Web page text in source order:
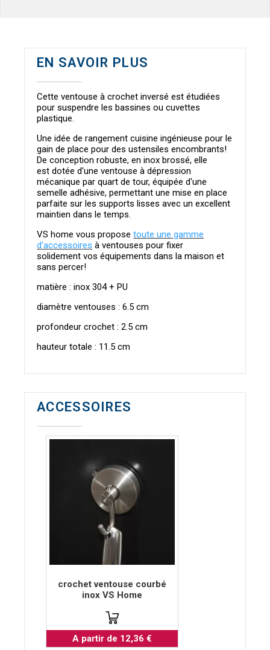
EN SAVOIR PLUS
Cette ventouse à crochet inversé est étudiées
pour suspendre les bassines ou cuvettes
plastique.
Une idée de rangement cuisine ingénieuse pour le
gain de place pour des ustensiles encombrants!
De conception robuste, en inox brossé, elle
est dotée d'une ventouse à dépression
mécanique par quart de tour, équipée d'une
semelle adhésive, permettant une mise en place
parfaite sur les supports lisses avec un excellent
maintien dans le temps.
VS home vous proposetoute une gamme
d'accessoires à ventouses pour fixer
solidement vos équipements dans la maison et
sans percer!
matière : inox 304 + PU
diamètre ventouses : 6.5 cm
profondeur crochet : 2.5 cm
hauteur totale : 11.5 cm
ACCESSOIRES
crochet ventouse courbé
inox VS Home
A partir de 12,36 €